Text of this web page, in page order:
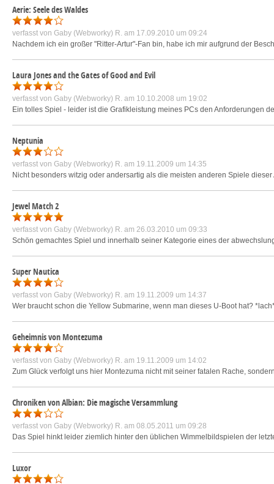
Aerie: Seele des Waldes
verfasst von Gaby (Webworky) R. am 17.09.2010 um 09:24
Nachdem ich ein großer "Ritter-Artur"-Fan bin, habe ich mir aufgrund der
Laura Jones and the Gates of Good and Evil
verfasst von Gaby (Webworky) R. am 10.10.2008 um 19:02
Ein tolles Spiel - leider ist die Grafikleistung meines PCs den Anforderungen
Neptunia
verfasst von Gaby (Webworky) R. am 19.11.2009 um 14:35
Nicht besonders witzig oder andersartig als die meisten anderen Spiele
Jewel Match 2
verfasst von Gaby (Webworky) R. am 26.03.2010 um 09:33
Schön gemachtes Spiel und innerhalb seiner Kategorie eines der
Super Nautica
verfasst von Gaby (Webworky) R. am 19.11.2009 um 14:37
Wer braucht schon die Yellow Submarine, wenn man dieses U-Boot hat?
Geheimnis von Montezuma
verfasst von Gaby (Webworky) R. am 19.11.2009 um 14:02
Zum Glück verfolgt uns hier Montezuma nicht mit seiner fatalen Rache,
Chroniken von Albian: Die magische Versammlung
verfasst von Gaby (Webworky) R. am 08.05.2011 um 09:28
Das Spiel hinkt leider ziemlich hinter den üblichen Wimmelbildspielen der
Luxor